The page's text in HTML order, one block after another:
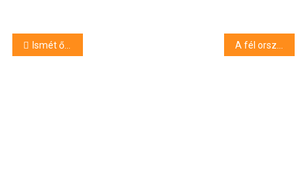
Bejegyzés
Ismét őrizetbe vették Czeglédy Csabát